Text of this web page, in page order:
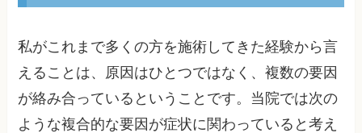
私がこれまで多くの方を施術してきた経験から言
えることは、原因はひとつではなく、複数の要因
が絡み合っているということです。当院では次の
ような複合的な要因が症状に関わっていると考え